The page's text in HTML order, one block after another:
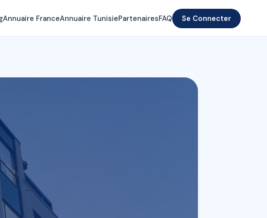
Annuaire FranceAnnuaire TunisiePartenairesFAQ Se Connecter